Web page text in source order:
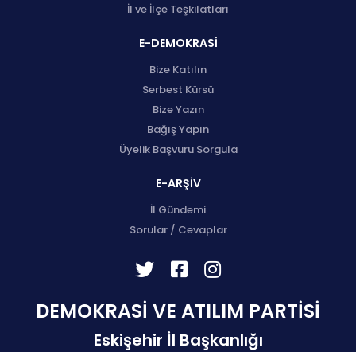
İl ve İlçe Teşkilatları
E-DEMOKRASİ
Bize Katılın
Serbest Kürsü
Bize Yazın
Bağış Yapın
Üyelik Başvuru Sorgula
E-ARŞİV
İl Gündemi
Sorular / Cevaplar
DEMOKRASİ VE ATILIM PARTİSİ
Eskişehir İl Başkanlığı